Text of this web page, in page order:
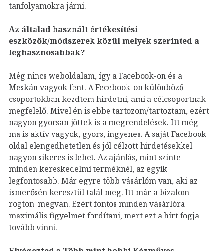
tanfolyamokra járni.
Az általad használt értékesítési
eszközök/módszerek közül melyek szerinted a
leghasznosabbak?
Még nincs weboldalam, így a Facebook-on és a
Meskán vagyok fent. A Fecebook-on különböző
csoportokban kezdtem hirdetni, ami a célcsoportnak
megfelelő. Mivel én is ebbe tartozom/tartoztam, ezért
nagyon gyorsan jöttek is a megrendelések. Itt még
ma is aktív vagyok, gyors, ingyenes. A saját Facebook
oldal elengedhetetlen és jól célzott hirdetésekkel
nagyon sikeres is lehet. Az ajánlás, mint szinte
minden kereskedelmi terméknél, az egyik
legfontosabb. Már egyre több vásárlóm van, aki az
ismerősén keresztül talál meg. Itt már a bizalom
rögtön megvan. Ezért fontos minden vásárlóra
maximális figyelmet fordítani, mert ezt a hírt fogja
tovább vinni.